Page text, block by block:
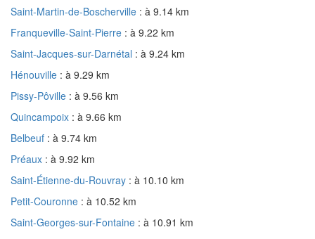
Saint-Martin-de-Boscherville : à 9.14 km
Franqueville-Saint-Pierre : à 9.22 km
Saint-Jacques-sur-Darnétal : à 9.24 km
Hénouville : à 9.29 km
Pissy-Pôville : à 9.56 km
Quincampoix : à 9.66 km
Belbeuf : à 9.74 km
Préaux : à 9.92 km
Saint-Étienne-du-Rouvray : à 10.10 km
Petit-Couronne : à 10.52 km
Saint-Georges-sur-Fontaine : à 10.91 km